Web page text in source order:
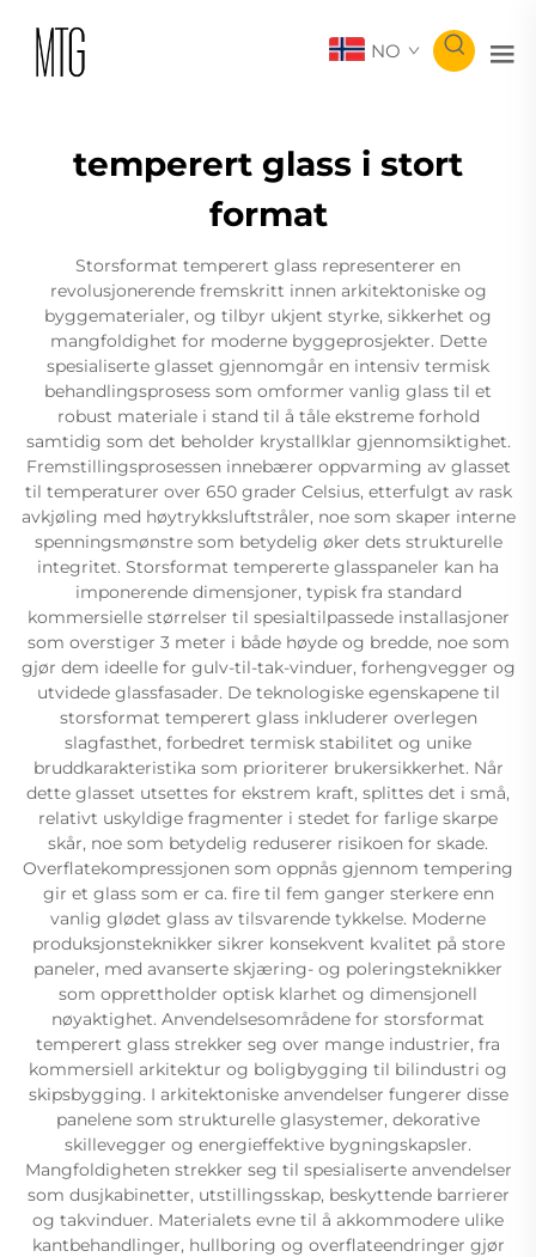
NO
temperert glass i stort
format
Storsformat temperert glass representerer en
revolusjonerende fremskritt innen arkitektoniske og
byggematerialer, og tilbyr ukjent styrke, sikkerhet og
mangfoldighet for moderne byggeprosjekter. Dette
spesialiserte glasset gjennomgår en intensiv termisk
behandlingsprosess som omformer vanlig glass til et
robust materiale i stand til å tåle ekstreme forhold
samtidig som det beholder krystallklar gjennomsiktighet.
Fremstillingsprosessen innebærer oppvarming av glasset
til temperaturer over 650 grader Celsius, etterfulgt av rask
avkjøling med høytrykksluftstråler, noe som skaper interne
spenningsmønstre som betydelig øker dets strukturelle
integritet. Storsformat tempererte glasspaneler kan ha
imponerende dimensjoner, typisk fra standard
kommersielle størrelser til spesialtilpassede installasjoner
som overstiger 3 meter i både høyde og bredde, noe som
gjør dem ideelle for gulv-til-tak-vinduer, forhengvegger og
utvidede glassfasader. De teknologiske egenskapene til
storsformat temperert glass inkluderer overlegen
slagfasthet, forbedret termisk stabilitet og unike
bruddkarakteristika som prioriterer brukersikkerhet. Når
dette glasset utsettes for ekstrem kraft, splittes det i små,
relativt uskyldige fragmenter i stedet for farlige skarpe
skår, noe som betydelig reduserer risikoen for skade.
Overflatekompressjonen som oppnås gjennom tempering
gir et glass som er ca. fire til fem ganger sterkere enn
vanlig glødet glass av tilsvarende tykkelse. Moderne
produksjonsteknikker sikrer konsekvent kvalitet på store
paneler, med avanserte skjæring- og poleringsteknikker
som opprettholder optisk klarhet og dimensjonell
nøyaktighet. Anvendelsesområdene for storsformat
temperert glass strekker seg over mange industrier, fra
kommersiell arkitektur og boligbygging til bilindustri og
skipsbygging. I arkitektoniske anvendelser fungerer disse
panelene som strukturelle glasystemer, dekorative
skillevegger og energieffektive bygningskapsler.
Mangfoldigheten strekker seg til spesialiserte anvendelser
som dusjkabinetter, utstillingsskap, beskyttende barrierer
og takvinduer. Materialets evne til å akkommodere ulike
kantbehandlinger, hullboring og overflateendringer gjør